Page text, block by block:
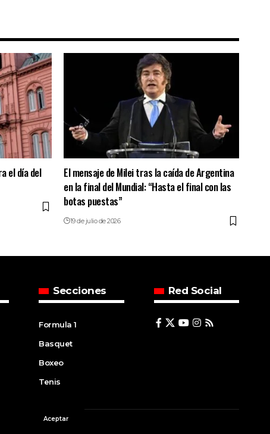
Aceptar
el día del
El mensaje de Milei tras la caída de Argentina
en la final del Mundial: “Hasta el final con las
botas puestas”
19 de julio de 2026
Secciones
Formula 1
Basquet
Boxeo
Tenis
Red Social